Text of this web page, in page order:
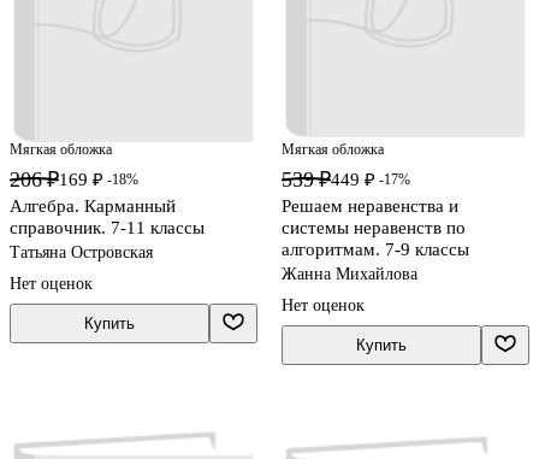
Мягкая обложка
206 ₽169 ₽ -18%
Алгебра. Карманный
справочник. 7-11 классы
Татьяна Островская
Нет оценок
Купить
Мягкая обложка
539 ₽449 ₽ -17%
Решаем неравенства и
системы неравенств по
алгоритмам. 7-9 классы
Жанна Михайлова
Нет оценок
Купить